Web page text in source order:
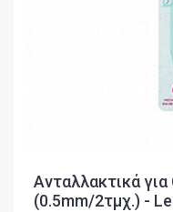
Ανταλλακτικά
(0.5mm/2τμχ.) -